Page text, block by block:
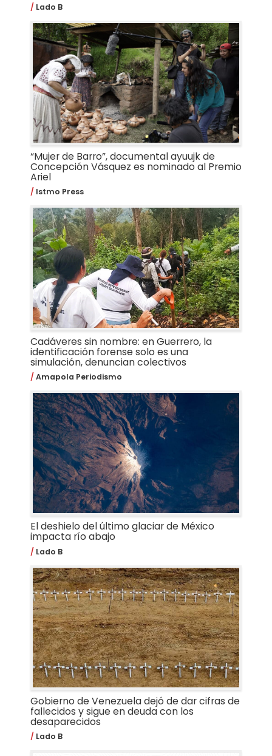
Lado B
“Mujer de Barro”, documental ayuujk de
Concepción Vásquez es nominado al Premio
Ariel
Istmo Press
Cadáveres sin nombre: en Guerrero, la
identificación forense solo es una
simulación, denuncian colectivos
Amapola Periodismo
El deshielo del último glaciar de México
impacta río abajo
Lado B
Gobierno de Venezuela dejó de dar cifras de
fallecidos y sigue en deuda con los
desaparecidos
Lado B